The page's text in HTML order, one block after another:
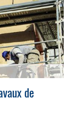
de